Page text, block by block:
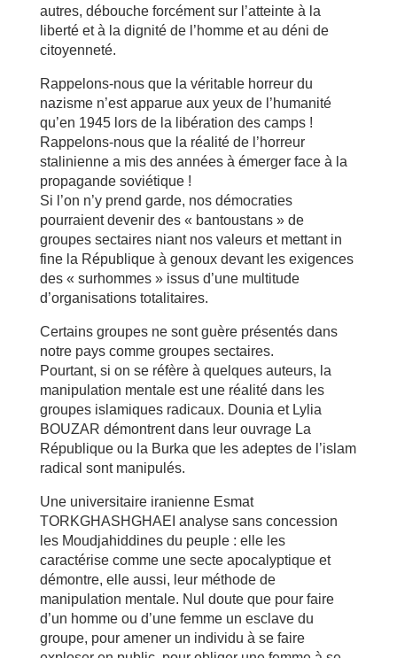
autres, débouche forcément sur l’atteinte à la
liberté et à la dignité de l’homme et au déni de
citoyenneté.
Rappelons-nous que la véritable horreur du
nazisme n’est apparue aux yeux de l’humanité
qu’en 1945 lors de la libération des camps !
Rappelons-nous que la réalité de l’horreur
stalinienne a mis des années à émerger face à la
propagande soviétique !
Si l’on n’y prend garde, nos démocraties
pourraient devenir des « bantoustans » de
groupes sectaires niant nos valeurs et mettant in
fine la République à genoux devant les exigences
des « surhommes » issus d’une multitude
d’organisations totalitaires.
Certains groupes ne sont guère présentés dans
notre pays comme groupes sectaires.
Pourtant, si on se réfère à quelques auteurs, la
manipulation mentale est une réalité dans les
groupes islamiques radicaux. Dounia et Lylia
BOUZAR démontrent dans leur ouvrage La
République ou la Burka que les adeptes de l’islam
radical sont manipulés.
Une universitaire iranienne Esmat
TORKGHASHGHAEI analyse sans concession
les Moudjahiddines du peuple : elle les
caractérise comme une secte apocalyptique et
démontre, elle aussi, leur méthode de
manipulation mentale. Nul doute que pour faire
d’un homme ou d’une femme un esclave du
groupe, pour amener un individu à se faire